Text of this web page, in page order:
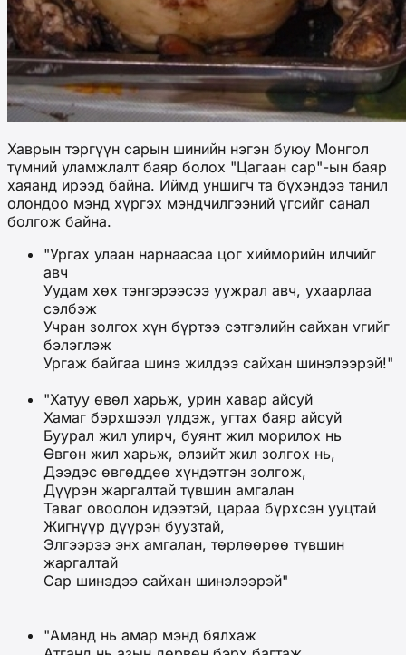
Хаврын тэргүүн сарын шинийн нэгэн буюу Монгол
түмний уламжлалт баяр болох "Цагаан сар"-ын баяр
хаяанд ирээд байна. Иймд уншигч та бүхэндээ танил
олондоо мэнд хүргэх мэндчилгээний үгсийг санал
болгож байна.
"Ургах улаан нарнаасаа цог хийморийн илчийг
авч
Уудам хөх тэнгэрээсээ уужрал авч, ухаарлаа
сэлбэж
Учран золгох хүн бүртээ сэтгэлийн сайхан vгийг
бэлэглэж
Ургаж байгаа шинэ жилдээ сайхан шинэлээрэй!"
"Хатуу өвөл харьж, урин хавар айсуй
Хамаг бэрхшээл үлдэж, угтах баяр айсуй
Буурал жил улирч, буянт жил морилох нь
Өвгөн жил харьж, өлзийт жил золгох нь,
Дээдэс өвгөддөө хүндэтгэн золгож,
Дүүрэн жаргалтай түвшин амгалан
Таваг овоолон идээтэй, цараа бүрхсэн ууцтай
Жигнүүр дүүрэн буузтай,
Элгээрээ энх амгалан, төрлөөрөө түвшин
жаргалтай
Сар шинэдээ сайхан шинэлээрэй"
"Аманд нь амар мэнд бялхаж